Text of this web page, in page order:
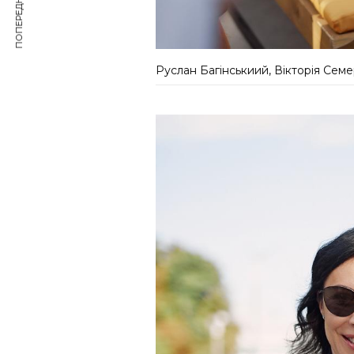
Руслан Багінськиий, Вікторія